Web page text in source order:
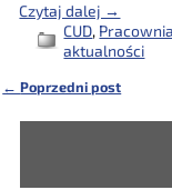
Czytaj dalej →
CUD,
aktualności
←Poprzedni post